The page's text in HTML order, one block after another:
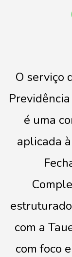
O serviço
é uma
aplicada
com a
com foco